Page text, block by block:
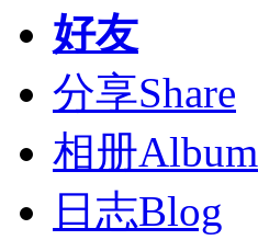
好友
分享Share
相册Album
日志Blog